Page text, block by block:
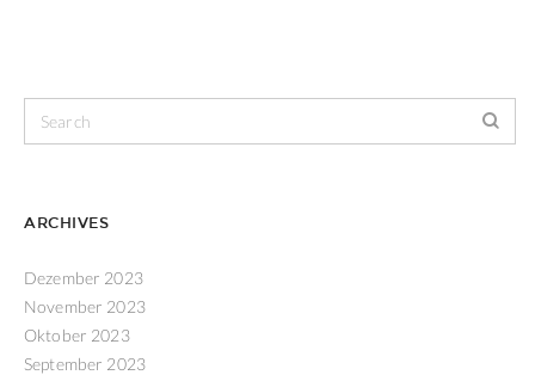
ARCHIVES
Dezember 2023
November 2023
Oktober 2023
September 2023